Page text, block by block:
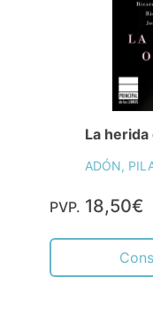
La
ADÓN,
PVP. 18,50€